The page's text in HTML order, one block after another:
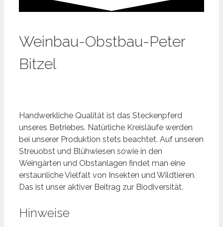
Weinbau-Obstbau-Peter
Bitzel
Handwerkliche Qualität ist das Steckenpferd
unseres Betriebes. Natürliche Kreisläufe werden
bei unserer Produktion stets beachtet. Auf unseren
Streuobst und Blühwiesen sowie in den
Weingärten und Obstanlagen findet man eine
erstaunliche Vielfalt von Insekten und Wildtieren.
Das ist unser aktiver Beitrag zur Biodiversität.
Hinweise